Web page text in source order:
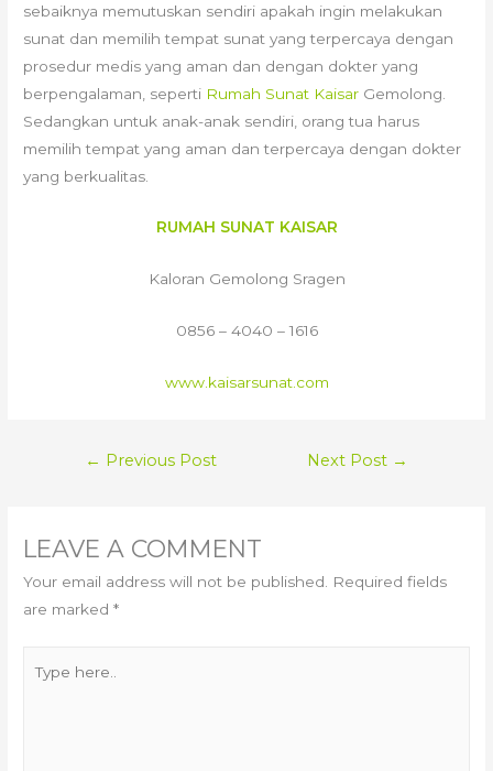
sebaiknya memutuskan sendiri apakah ingin melakukan
sunat dan memilih tempat sunat yang terpercaya dengan
prosedur medis yang aman dan dengan dokter yang
berpengalaman, seperti Rumah Sunat Kaisar Gemolong.
Sedangkan untuk anak-anak sendiri, orang tua harus
memilih tempat yang aman dan terpercaya dengan dokter
yang berkualitas.
RUMAH SUNAT KAISAR
Kaloran Gemolong Sragen
0856 – 4040 – 1616
www.kaisarsunat.com
POST
← Previous Post Next Post →
LEAVE A COMMENT
Your email address will not be published. Required fields
are marked*
here..